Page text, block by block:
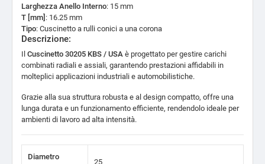
Larghezza Anello Interno: 15 mm
T [mm] : 16.25 mm
Tipo: Cuscinetto a rulli conici a una corona
Descrizione:
Il Cuscinetto 30205 KBS / USA è progettato per gestire carichi
combinati radiali e assiali, garantendo prestazioni affidabili in
molteplici applicazioni industriali e automobilistiche.
Grazie alla sua struttura robusta e al design compatto, offre una
lunga durata e un funzionamento efficiente, rendendolo ideale per
ambienti di lavoro ad alta intensità.
Diametro
25